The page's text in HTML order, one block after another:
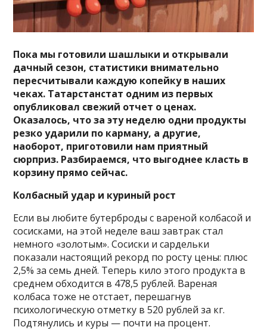
Пока мы готовили шашлыки и открывали
дачный сезон, статистики внимательно
пересчитывали каждую копейку в наших
чеках. Татарстанстат одним из первых
опубликовал свежий отчет о ценах.
Оказалось, что за эту неделю одни продукты
резко ударили по карману, а другие,
наоборот, приготовили нам приятный
сюрприз. Разбираемся, что выгоднее класть в
корзину прямо сейчас.
Колбасный удар и куриный рост
Если вы любите бутерброды с вареной колбасой и
сосисками, на этой неделе ваш завтрак стал
немного «золотым». Сосиски и сардельки
показали настоящий рекорд по росту цены: плюс
2,5% за семь дней. Теперь кило этого продукта в
среднем обходится в 478,5 рублей. Вареная
колбаса тоже не отстает, перешагнув
психологическую отметку в 520 рублей за кг.
Подтянулись и куры — почти на процент.